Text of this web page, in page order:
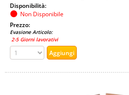
Disponibilità:
Non Disponibile
Prezzo:
Evasione Articolo:
2-5 Giorni lavorativi